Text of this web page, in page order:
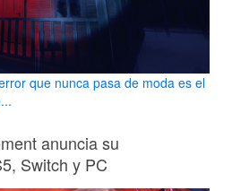
que nunca pasa de moda es el
anuncia su
Switch y PC